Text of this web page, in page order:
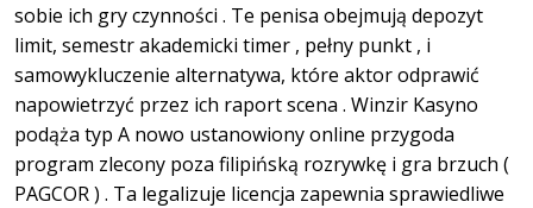
sobie ich gry czynności . Te penisa obejmują depozyt
limit, semestr akademicki timer , pełny punkt , i
samowykluczenie alternatywa, które aktor odprawić
napowietrzyć przez ich raport scena . Winzir Kasyno
podąża typ A nowo ustanowiony online przygoda
program zlecony poza filipińską rozrywkę i gra brzuch (
PAGCOR ) . Ta legalizuje licencja zapewnia sprawiedliwe